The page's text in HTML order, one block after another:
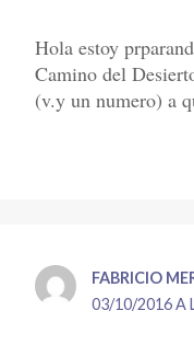
Hola estoy
Camino del
(v.y un numero) a
FABRICIO
03/10/2016 A